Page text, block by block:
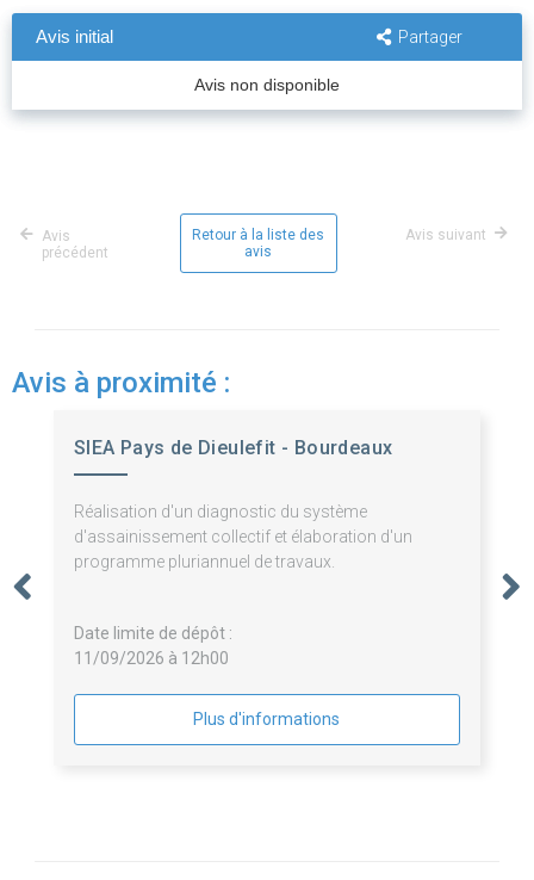
Avis initial Partager
Avis non disponible
Avis
précédent
Retour à la liste des
avis
Avis suivant
Avis à proximité :
SIEA Pays de Dieulefit - Bourdeaux
Réalisation d'un diagnostic du système
d'assainissement collectif et élaboration d'un
programme pluriannuel de travaux.
Date limite de dépôt :
11/09/2026 à 12h00
Plus d'informations